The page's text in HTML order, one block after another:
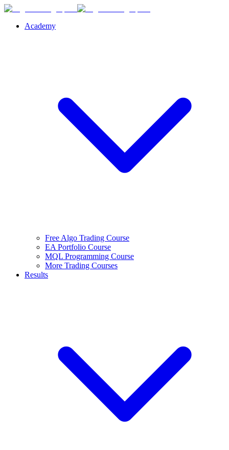
Academy
Free Algo Trading Course
EA Portfolio Course
MQL Programming Course
More Trading Courses
Results